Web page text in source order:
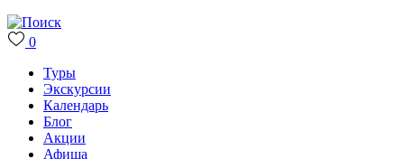
0
Туры
Экскурсии
Календарь
Блог
Акции
Афиша